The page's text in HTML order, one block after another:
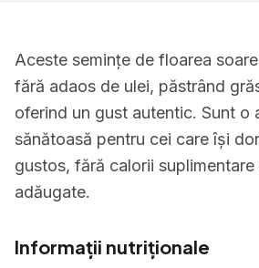
Aceste semințe de floarea
fără adaos de ulei, păstrând
oferind un gust autentic. Sunt o
sănătoasă pentru cei care își
gustos, fără calorii suplimentare
adăugate.
Informații nutriționale